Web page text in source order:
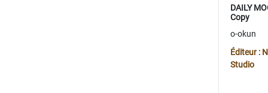
DAILY
Copy
o-okun
Éditeur :
Studio